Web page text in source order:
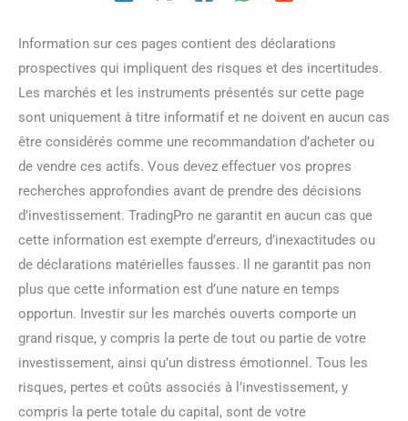
Information sur ces pages contient des déclarations
prospectives qui impliquent des risques et des incertitudes.
Les marchés et les instruments présentés sur cette page
sont uniquement à titre informatif et ne doivent en aucun cas
être considérés comme une recommandation d’acheter ou
de vendre ces actifs. Vous devez effectuer vos propres
recherches approfondies avant de prendre des décisions
d’investissement. TradingPro ne garantit en aucun cas que
cette information est exempte d’erreurs, d’inexactitudes ou
de déclarations matérielles fausses. Il ne garantit pas non
plus que cette information est d’une nature en temps
opportun. Investir sur les marchés ouverts comporte un
grand risque, y compris la perte de tout ou partie de votre
investissement, ainsi qu’un distress émotionnel. Tous les
risques, pertes et coûts associés à l’investissement, y
compris la perte totale du capital, sont de votre